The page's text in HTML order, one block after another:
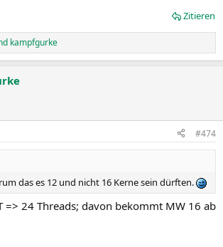
Zitieren
kampfgurke
#474
das es 12 und nicht 16 Kerne sein dürften.
=> 24 Threads; davon bekommt MW 16 ab